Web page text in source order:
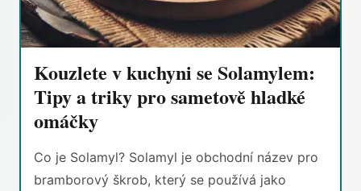
Kouzlete v kuchyni se Solamylem:
Tipy a triky pro sametově hladké
omáčky
Co je Solamyl? Solamyl je obchodní název pro
bramborový škrob, který se používá jako